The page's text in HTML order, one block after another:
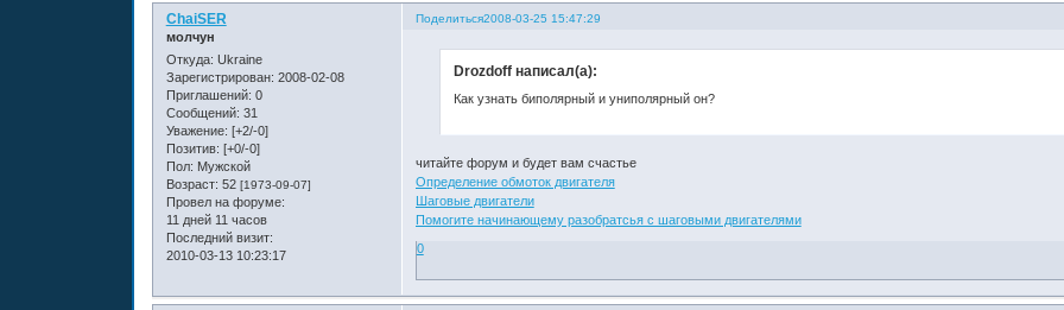
Поделиться2008-03-25 15:47:29
ChaiSER
молчун
Откуда: Ukraine
Зарегистрирован: 2008-02-08
Приглашений: 0
Сообщений: 31
Уважение: [+2/-0]
Позитив: [+0/-0]
Пол: Мужской
Возраст: 52 [1973-09-07]
Провел на форуме:
11 дней 11 часов
Последний визит:
2010-03-13 10:23:17
Drozdoff написал(а):
Как узнать биполярный и униполярный он?
читайте форум и будет вам счастье
Определение обмоток двигателя
Шаговые двигатели
Помогите начинающему разобратсья с шаговыми двигателями
0